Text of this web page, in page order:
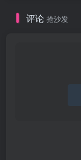
评论 抢沙发